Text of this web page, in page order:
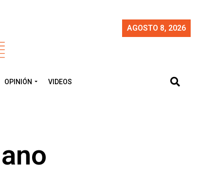
AGOSTO 8, 2026
OPINIÓN VIDEOS